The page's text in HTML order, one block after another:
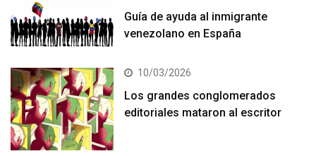
Guía de ayuda al inmigrante
venezolano en España
10/03/2026
Los grandes conglomerados
editoriales mataron al escritor